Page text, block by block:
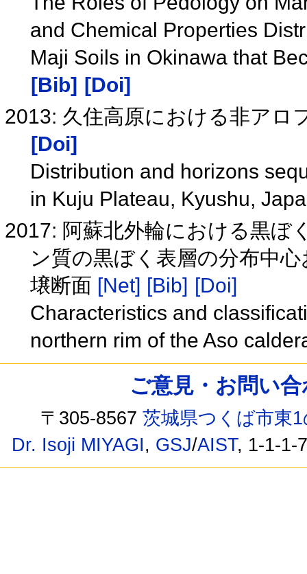
and Chemical Properties
Maji Soils in Okinawa that
[Bib]
[Doi]
2013: 久住高原における非アロ
[Doi]
Distribution and horizons
in Kuju Plateau, Kyushu,
2017: 阿蘇北外輪における黒ぼ
ン質の黒ぼく表層の分布中
壌断面 [Net] [Bib] [Doi]
Characteristics and
northern rim of the Aso
ご意見・お問い
〒305-8567茨城県つくば市東
Dr. Isoji MIYAGI, GSJ/AIST, 1-1-1-